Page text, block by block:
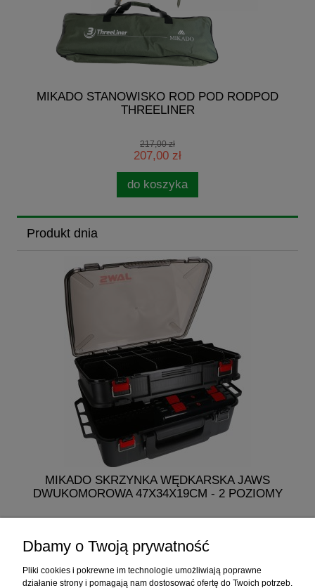
MIKADO STANOWISKO ROD POD RODPOD
THREELINER
217,00 zł
207,00 zł
do koszyka
Produkt dnia
MIKADO SKRZYNKA WĘDKARSKA JAWS
DWUKOMOROWA 47X34X19CM - 2 POZIOMY
do koszyka
Dbamy o Twoją prywatność
Pliki cookies i pokrewne im technologie umożliwiają poprawne
działanie strony i pomagają nam dostosować ofertę do Twoich potrzeb.